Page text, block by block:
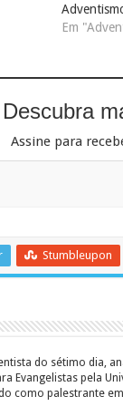
Em
Descubra
Assine para
Stumbleupon
do sétimo dia,
Evangelistas pela
como palestrante